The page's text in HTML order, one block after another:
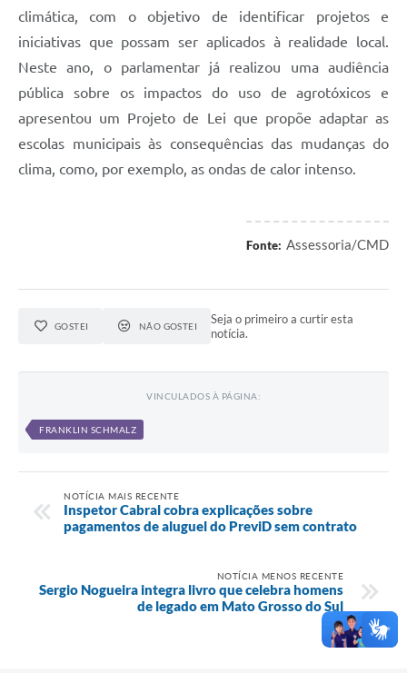
climática, com o objetivo de identificar projetos e
iniciativas que possam ser aplicados à realidade local.
Neste ano, o parlamentar já realizou uma audiência
pública sobre os impactos do uso de agrotóxicos e
apresentou um Projeto de Lei que propõe adaptar as
escolas municipais às consequências das mudanças do
clima, como, por exemplo, as ondas de calor intenso.
Fonte: Assessoria/CMD
GOSTEI NÃO GOSTEI
Seja o primeiro a curtir esta
notícia.
VINCULADOS À PÁGINA:
FRANKLIN SCHMALZ
NOTÍCIA MAIS RECENTE
Inspetor Cabral cobra explicações sobre
pagamentos de aluguel do PreviD sem contrato
NOTÍCIA MENOS RECENTE
Sergio Nogueira integra livro que celebra homens
de legado em Mato Grosso do Sul